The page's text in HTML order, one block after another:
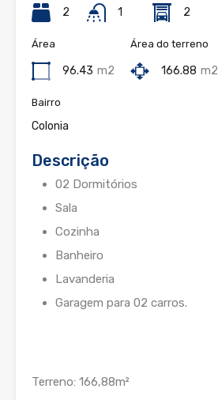
2 1 2
Área
96.43 m2
Área do terreno
166.88 m2
Bairro
Colonia
Descrição
02 Dormitórios
Sala
Cozinha
Banheiro
Lavanderia
Garagem para 02 carros.
Terreno: 166,88m²